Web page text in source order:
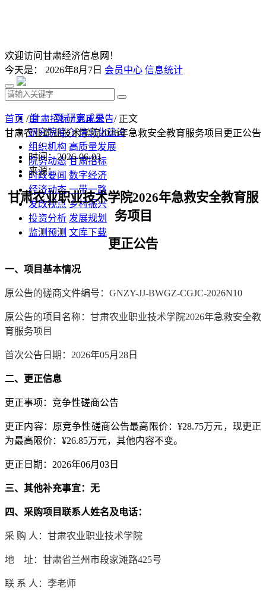
欢迎访问甘肃经济信息网！
今天是： 2026年8月7日 会员中心 信息统计
首 页 研究成果
研究院简介 信息化建设
组织机构 高质量发展
院务动态 甘肃招标
时政要闻 数字经济
经济动态 一带一路
发改视点 乡村振兴
投资分析 发展规划
监测预测 文库下载
首页 /甘肃招标/更正公告/ 正文
甘肃农业职业技术学院2026年急救安全教育服务项目更正公告
时间：2026-06-03
来源：
甘肃农业职业技术学院2026年急救安全教育服
务项目
更正公告
一、项目基本情况
原公告的磋商文件编号： GNZY-JJ-BWGZ-CGJC-2026N10
原公告的项目名称： 甘肃农业职业技术学院2026年急救安全教
育服务项目
首次公告日期： 2026年05月28日
二、更正信息
更正事项： 竞争性磋商公告
更正内容： 原竞争性磋商公告最高限价：¥28.75万元，现更正
为最高限价：¥26.85万元， 其他内容不变。
更正日期： 2026年06月03日
三、其他补充事宜：无
四、 采购项目联系人姓名及电话：
采 购 人 ： 甘肃农业职业技术学院
地 址：甘肃省兰州市段家滩路425号
联 系 人： 李老师